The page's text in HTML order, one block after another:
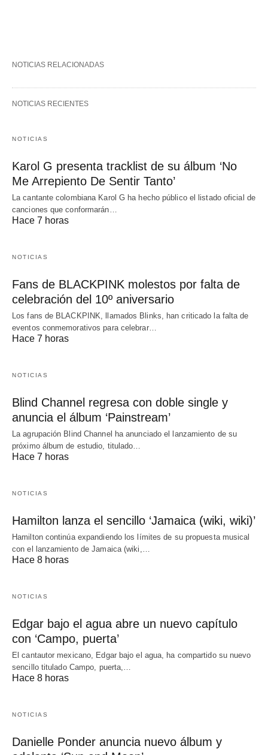
NOTICIAS RELACIONADAS
NOTICIAS RECIENTES
NOTICIAS
Karol G presenta tracklist de su álbum ‘No
Me Arrepiento De Sentir Tanto’
La cantante colombiana Karol G ha hecho público el listado oficial de
canciones que conformarán…
Hace 7 horas
NOTICIAS
Fans de BLACKPINK molestos por falta de
celebración del 10º aniversario
Los fans de BLACKPINK, llamados Blinks, han criticado la falta de
eventos conmemorativos para celebrar…
Hace 7 horas
NOTICIAS
Blind Channel regresa con doble single y
anuncia el álbum ‘Painstream’
La agrupación Blind Channel ha anunciado el lanzamiento de su
próximo álbum de estudio, titulado…
Hace 7 horas
NOTICIAS
Hamilton lanza el sencillo ‘Jamaica (wiki, wiki)’
Hamilton continúa expandiendo los límites de su propuesta musical
con el lanzamiento de Jamaica (wiki,…
Hace 8 horas
NOTICIAS
Edgar bajo el agua abre un nuevo capítulo
con ‘Campo, puerta’
El cantautor mexicano, Edgar bajo el agua, ha compartido su nuevo
sencillo titulado Campo, puerta,…
Hace 8 horas
NOTICIAS
Danielle Ponder anuncia nuevo álbum y